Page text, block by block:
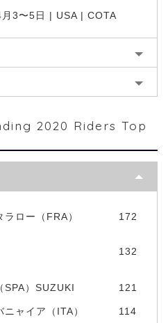
3〜5日 | USA | COTA
2020 Riders Top
ロー（FRA）
172
132
SPA）SUZUKI 121
ャイア（ITA）
114